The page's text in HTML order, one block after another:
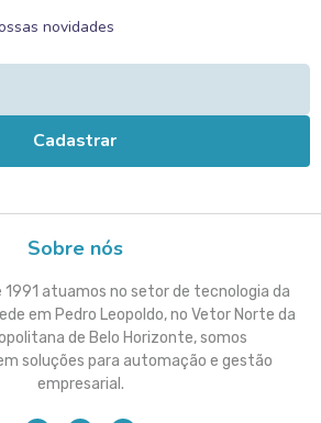
novidades
Cadastrar
Sobre nós
1991 atuamos no setor de tecnologia da
em Pedro Leopoldo, no Vetor Norte da
de Belo Horizonte, somos
soluções para automação e gestão
empresarial.